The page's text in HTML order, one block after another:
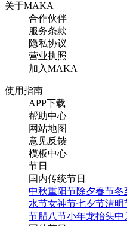
关于MAKA
合作伙伴
服务条款
隐私协议
营业执照
加入MAKA
使用指南
APP下载
帮助中心
网站地图
意见反馈
模板中心
节日
国内传统节日
中秋重阳节除夕春节冬
水节女神节七夕节清明
节腊八节小年龙抬头中